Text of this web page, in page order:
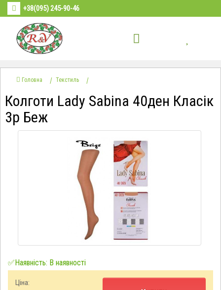
+38(095) 245-90-46
Головна Текстиль
Колготи Lady Sabina 40ден Класік
3р Беж
✅Наявність: В наявності
Ціна: